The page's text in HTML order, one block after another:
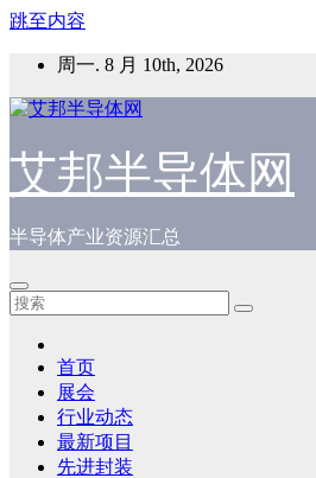
跳至内容
周一. 8 月 10th, 2026
艾邦半导体网
半导体产业资源汇总
首页
展会
行业动态
最新项目
先进封装